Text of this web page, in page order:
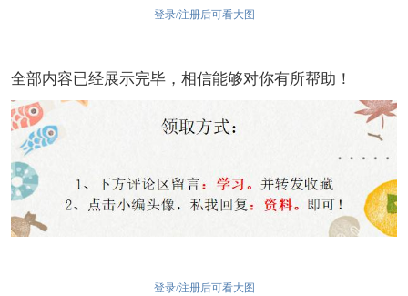
登录/注册后可看大图
全部内容已经展示完毕，相信能够对你有所帮助！
登录/注册后可看大图